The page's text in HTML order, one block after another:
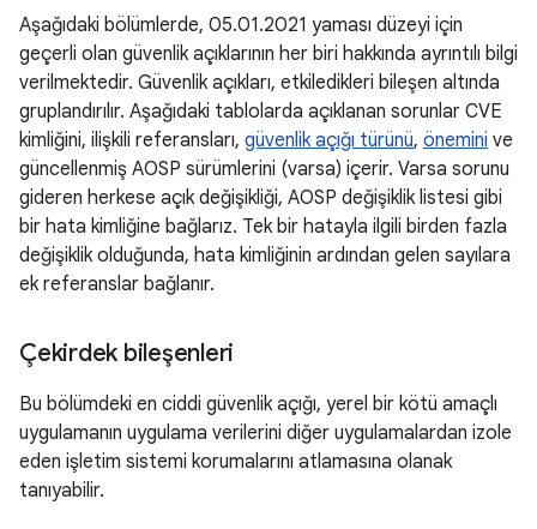
Aşağıdaki bölümlerde, 05.01.2021 yaması düzeyi için
geçerli olan güvenlik açıklarının her biri hakkında ayrıntılı bilgi
verilmektedir. Güvenlik açıkları, etkiledikleri bileşen altında
gruplandırılır. Aşağıdaki tablolarda açıklanan sorunlar CVE
kimliğini, ilişkili referansları, güvenlik açığı türünü, önemini ve
güncellenmiş AOSP sürümlerini (varsa) içerir. Varsa sorunu
gideren herkese açık değişikliği, AOSP değişiklik listesi gibi
bir hata kimliğine bağlarız. Tek bir hatayla ilgili birden fazla
değişiklik olduğunda, hata kimliğinin ardından gelen sayılara
ek referanslar bağlanır.
Çekirdek bileşenleri
Bu bölümdeki en ciddi güvenlik açığı, yerel bir kötü amaçlı
uygulamanın uygulama verilerini diğer uygulamalardan izole
eden işletim sistemi korumalarını atlamasına olanak
tanıyabilir.